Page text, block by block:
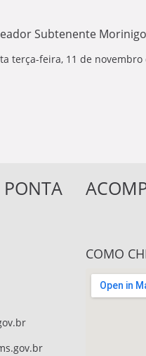
Subtenente
terça-feira, 11 de
COMO